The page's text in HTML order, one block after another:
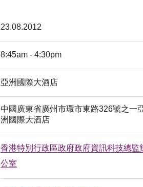
23.08.2012
8:45am - 4:30pm
亞洲國際大酒店
中國廣東省廣州市環市東路326號之一
洲國際大酒店
香港特別行政區政府政府資訊科技總監
公室